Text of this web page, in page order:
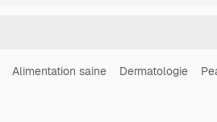
Alimentation saine Dermatologie